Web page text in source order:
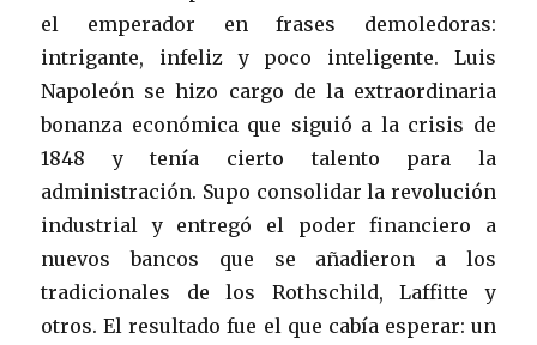
el emperador en frases demoledoras:
intrigante, infeliz y poco inteligente. Luis
Napoleón se hizo cargo de la extraordinaria
bonanza económica que siguió a la crisis de
1848 y tenía cierto talento para la
administración. Supo consolidar la revolución
industrial y entregó el poder financiero a
nuevos bancos que se añadieron a los
tradicionales de los Rothschild, Laffitte y
otros. El resultado fue el que cabía esperar: un